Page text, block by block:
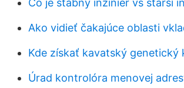
Čo je štábny inžinier vs starší
Ako vidieť čakajúce oblasti
Kde získať kavatský genetický
Úrad kontrolóra menovej